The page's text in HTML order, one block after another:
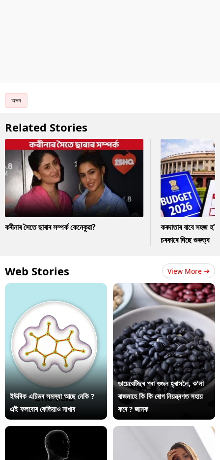
অসম
Related Stories
কৰীনাৰ সৈতে ছাৰাৰ সম্পৰ্ক কেনেকুৱা?
কৰদাতাৰ বাবে সহজ
চৰকাৰে দিছে গুৰুত্ব
Web Stories View More
ইউৰিক এচিডৰ সমস্যা আছে নেকি ?
এই ফলবোৰ কেতিয়াও নাখাব
ডায়েবেটিছৰ পৰা ওজন হ্ৰাসলৈ, ক’লা
ৰাজমাহে কি কি ৰোগ নিয়ন্ত্ৰণত সহায়
কৰে ? জানক